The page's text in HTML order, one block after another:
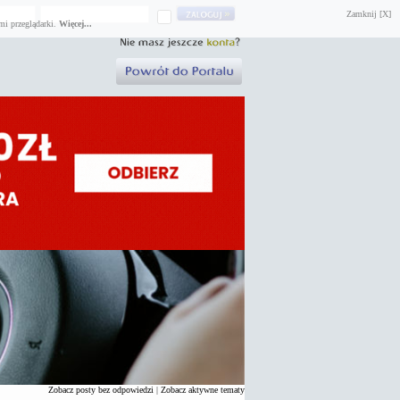
Zamknij [X]
przeglądarki. Więcej...
Zobacz posty bez odpowiedzi | Zobacz aktywne tematy